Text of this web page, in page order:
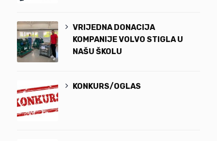
VRIJEDNA DONACIJA
KOMPANIJE VOLVO STIGLA U
NAŠU ŠKOLU
KONKURS/OGLAS